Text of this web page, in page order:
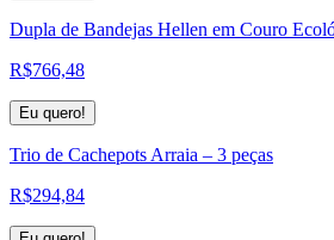
Dupla de Bandejas Hellen em Couro
R$766,48
Eu quero!
Trio de Cachepots Arraia – 3 peças
R$294,84